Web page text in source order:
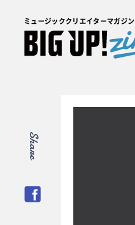
ミュージッククリエイターマガジン
Share